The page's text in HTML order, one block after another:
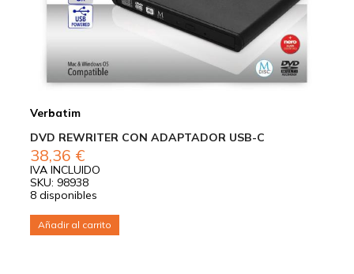
Verbatim
DVD REWRITER CON ADAPTADOR USB-C
38,36 €
IVA INCLUIDO
SKU: 98938
8 disponibles
Añadir al carrito